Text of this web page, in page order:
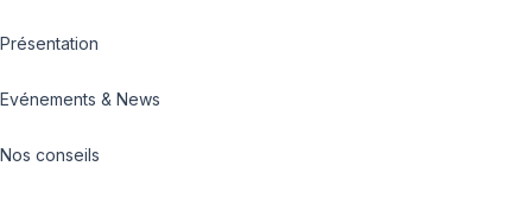
Présentation
Evénements & News
Nos conseils